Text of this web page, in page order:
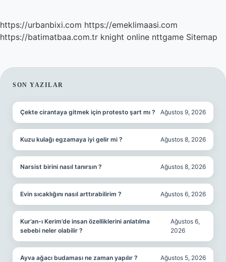
https://urbanbixi.com https://emeklimaasi.com
https://batimatbaa.com.tr knight online nttgame Sitemap
SIDEBAR
SON YAZILAR
Çekte cirantaya gitmek için protesto şart mı ? Ağustos 9, 2026
Kuzu kulağı egzamaya iyi gelir mi ? Ağustos 8, 2026
Narsist birini nasıl tanırsın ? Ağustos 8, 2026
Evin sıcaklığını nasıl arttırabilirim ? Ağustos 6, 2026
Kur’an-ı Kerim’de insan özelliklerini anlatılma
sebebi neler olabilir ?
Ağustos 6,
2026
Ayva ağacı budaması ne zaman yapılır ? Ağustos 5, 2026